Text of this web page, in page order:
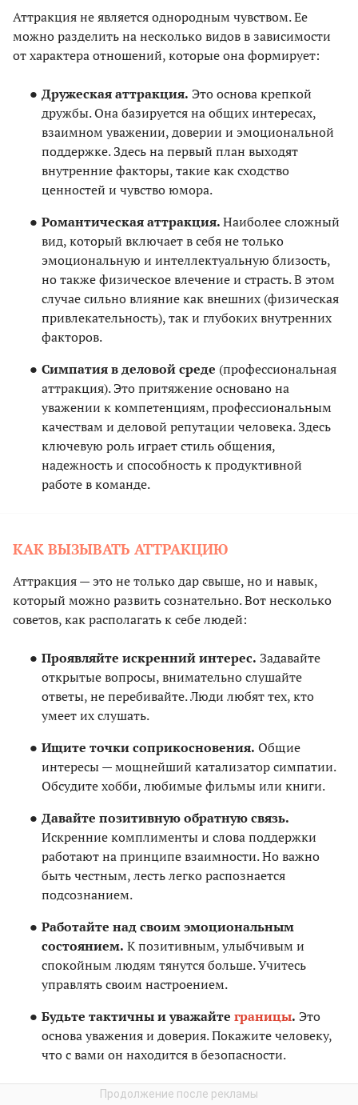
Аттракция не является однородным чувством. Ее
можно разделить на несколько видов в зависимости
от характера отношений, которые она формирует:
Дружеская аттракция. Это основа крепкой
дружбы. Она базируется на общих интересах,
взаимном уважении, доверии и эмоциональной
поддержке. Здесь на первый план выходят
внутренние факторы, такие как сходство
ценностей и чувство юмора.
Романтическая аттракция.Наиболее сложный
вид, который включает в себя не только
эмоциональную и интеллектуальную близость,
но также физическое влечение и страсть. В этом
случае сильно влияние как внешних (физическая
привлекательность), так и глубоких внутренних
факторов.
Симпатия в деловой среде (профессиональная
аттракция). Это притяжение основано на
уважении к компетенциям, профессиональным
качествам и деловой репутации человека. Здесь
ключевую роль играет стиль общения,
надежность и способность к продуктивной
работе в команде.
КАК ВЫЗЫВАТЬ АТТРАКЦИЮ
Аттракция — это не только дар свыше, но и навык,
который можно развить сознательно. Вот несколько
советов, как располагать к себе людей:
Проявляйте искренний интерес. Задавайте
открытые вопросы, внимательно слушайте
ответы, не перебивайте. Люди любят тех, кто
умеет их слушать.
Ищите точки соприкосновения. Общие
интересы — мощнейший катализатор симпатии.
Обсудите хобби, любимые фильмы или книги.
Давайте позитивную обратную связь.
Искренние комплименты и слова поддержки
работают на принципе взаимности. Но важно
быть честным, лесть легко распознается
подсознанием.
Работайте над своим эмоциональным
состоянием. К позитивным, улыбчивым и
спокойным людям тянутся больше. Учитесь
управлять своим настроением.
Будьте тактичны и уважайте границы. Это
основа уважения и доверия. Покажите человеку,
что с вами он находится в безопасности.